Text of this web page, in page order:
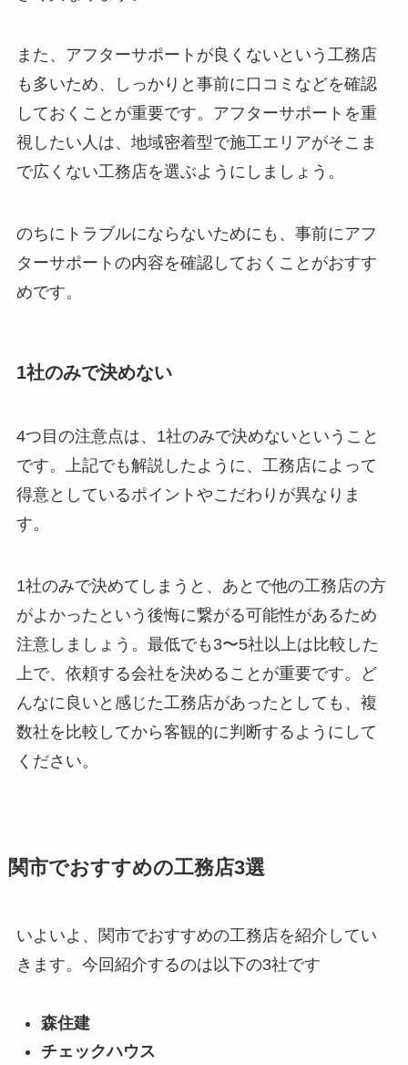
また、アフターサポートが良くないという工務店
も多いため、しっかりと事前に口コミなどを確認
しておくことが重要です。アフターサポートを重
視したい人は、地域密着型で施工エリアがそこま
で広くない工務店を選ぶようにしましょう。
のちにトラブルにならないためにも、事前にアフ
ターサポートの内容を確認しておくことがおすす
めです。
1社のみで決めない
4つ目の注意点は、1社のみで決めないということ
です。上記でも解説したように、工務店によって
得意としているポイントやこだわりが異なりま
す。
1社のみで決めてしまうと、あとで他の工務店の方
がよかったという後悔に繋がる可能性があるため
注意しましょう。最低でも3〜5社以上は比較した
上で、依頼する会社を決めることが重要です。ど
んなに良いと感じた工務店があったとしても、複
数社を比較してから客観的に判断するようにして
ください。
関市でおすすめの工務店3選
いよいよ、関市でおすすめの工務店を紹介してい
きます。今回紹介するのは以下の3社です
森住建
チェックハウス